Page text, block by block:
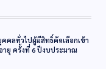
คลทั่วไปผู้มีสิทธิ์คัดเลือกเข้า
ายุ ครั้งที่ 6 ปีงบประมาณ